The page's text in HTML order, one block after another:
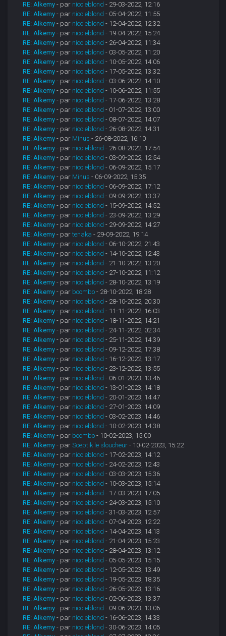
RE: Alkemy - par nicoleblond - 29-03-2022, 12:16
RE: Alkemy - par nicoleblond - 05-04-2022, 11:55
RE: Alkemy - par nicoleblond - 12-04-2022, 12:32
RE: Alkemy - par nicoleblond - 19-04-2022, 15:24
RE: Alkemy - par nicoleblond - 26-04-2022, 11:34
RE: Alkemy - par nicoleblond - 03-05-2022, 11:20
RE: Alkemy - par nicoleblond - 10-05-2022, 14:06
RE: Alkemy - par nicoleblond - 17-05-2022, 13:32
RE: Alkemy - par nicoleblond - 03-06-2022, 14:10
RE: Alkemy - par nicoleblond - 10-06-2022, 11:55
RE: Alkemy - par nicoleblond - 17-06-2022, 13:28
RE: Alkemy - par nicoleblond - 01-07-2022, 13:00
RE: Alkemy - par nicoleblond - 08-07-2022, 14:07
RE: Alkemy - par nicoleblond - 26-08-2022, 14:31
RE: Alkemy - par Minus - 26-08-2022, 16:10
RE: Alkemy - par nicoleblond - 26-08-2022, 17:54
RE: Alkemy - par nicoleblond - 03-09-2022, 12:54
RE: Alkemy - par nicoleblond - 06-09-2022, 15:17
RE: Alkemy - par Minus - 06-09-2022, 15:35
RE: Alkemy - par nicoleblond - 06-09-2022, 17:12
RE: Alkemy - par nicoleblond - 09-09-2022, 13:37
RE: Alkemy - par nicoleblond - 15-09-2022, 14:52
RE: Alkemy - par nicoleblond - 23-09-2022, 13:29
RE: Alkemy - par nicoleblond - 29-09-2022, 14:27
RE: Alkemy - partenaka - 29-09-2022, 19:14
RE: Alkemy - par nicoleblond - 06-10-2022, 21:43
RE: Alkemy - par nicoleblond - 14-10-2022, 12:43
RE: Alkemy - par nicoleblond - 21-10-2022, 13:20
RE: Alkemy - par nicoleblond - 27-10-2022, 11:12
RE: Alkemy - par nicoleblond - 28-10-2022, 13:19
RE: Alkemy - par boombo - 28-10-2022, 18:28
RE: Alkemy - par nicoleblond - 28-10-2022, 20:30
RE: Alkemy - par nicoleblond - 11-11-2022, 16:03
RE: Alkemy - par nicoleblond - 18-11-2022, 14:21
RE: Alkemy - par nicoleblond - 24-11-2022, 02:34
RE: Alkemy - par nicoleblond - 25-11-2022, 14:39
RE: Alkemy - par nicoleblond - 09-12-2022, 17:38
RE: Alkemy - par nicoleblond - 16-12-2022, 13:17
RE: Alkemy - par nicoleblond - 23-12-2022, 13:55
RE: Alkemy - par nicoleblond - 06-01-2023, 13:46
RE: Alkemy - par nicoleblond - 13-01-2023, 14:18
RE: Alkemy - par nicoleblond - 20-01-2023, 14:47
RE: Alkemy - par nicoleblond - 27-01-2023, 14:09
RE: Alkemy - par nicoleblond - 03-02-2023, 14:46
RE: Alkemy - par nicoleblond - 10-02-2023, 14:38
RE: Alkemy - par boombo - 10-02-2023, 15:00
RE: Alkemy - parSceptik le sloucheur - 10-02-2023, 15:22
RE: Alkemy - par nicoleblond - 17-02-2023, 14:12
RE: Alkemy - par nicoleblond - 24-02-2023, 12:43
RE: Alkemy - par nicoleblond - 03-03-2023, 15:36
RE: Alkemy - par nicoleblond - 10-03-2023, 15:14
RE: Alkemy - par nicoleblond - 17-03-2023, 17:05
RE: Alkemy - par nicoleblond - 24-03-2023, 15:10
RE: Alkemy - par nicoleblond - 31-03-2023, 12:57
RE: Alkemy - par nicoleblond - 07-04-2023, 12:22
RE: Alkemy - par nicoleblond - 14-04-2023, 14:13
RE: Alkemy - par nicoleblond - 21-04-2023, 15:23
RE: Alkemy - par nicoleblond - 28-04-2023, 13:12
RE: Alkemy - par nicoleblond - 05-05-2023, 15:15
RE: Alkemy - par nicoleblond - 12-05-2023, 13:49
RE: Alkemy - par nicoleblond - 19-05-2023, 18:35
RE: Alkemy - par nicoleblond - 26-05-2023, 13:16
RE: Alkemy - par nicoleblond - 02-06-2023, 13:37
RE: Alkemy - par nicoleblond - 09-06-2023, 13:06
RE: Alkemy - par nicoleblond - 16-06-2023, 14:33
RE: Alkemy - par nicoleblond - 30-06-2023, 14:05